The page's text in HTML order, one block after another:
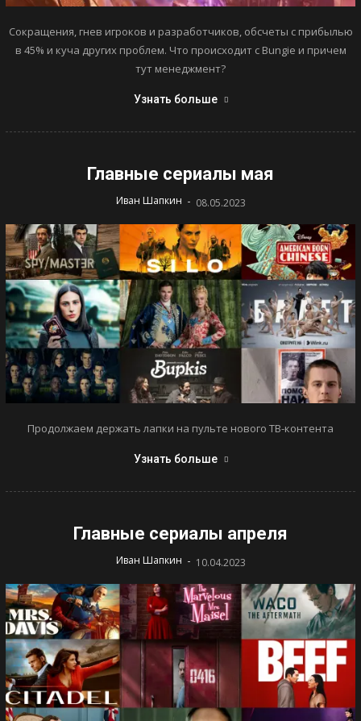
Сокращения, гнев игроков и разработчиков, обсчеты с прибылью
в 45% и куча других проблем. Что происходит с Bungie и причем
тут менеджмент?
Узнать больше
Главные сериалы мая
Иван Шапкин - 08.05.2023
Продолжаем держать лапки на пульте нового ТВ-контента
Узнать больше
Главные сериалы апреля
Иван Шапкин - 10.04.2023